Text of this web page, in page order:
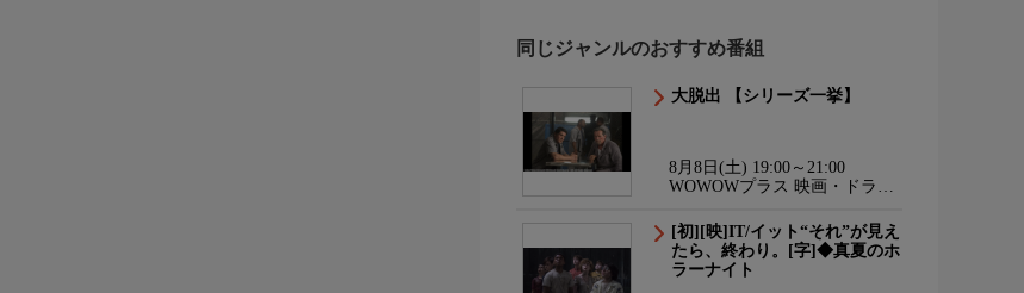
同じジャンルのおすすめ番組
大脱出 【シリーズ一挙】
8月8日(土) 19:00～21:00
WOWOWプラス 映画・ドラ
[初][映]IT/イット“それ”が見え
たら、終わり。[字]◆真夏のホ
ラーナイト